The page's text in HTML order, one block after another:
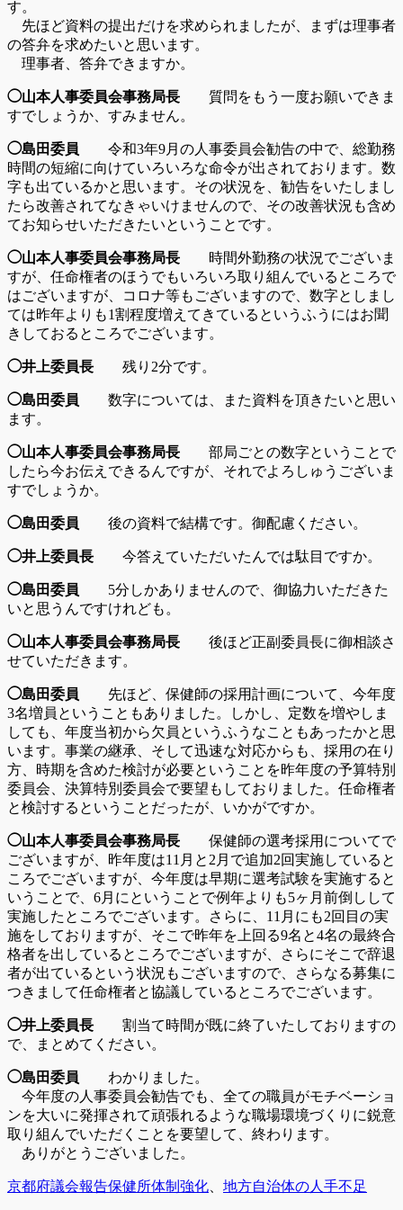
す。
先ほど資料の提出だけを求められましたが、まずは理事者
の答弁を求めたいと思います。
理事者、答弁できますか。
◯山本人事委員会事務局長 質問をもう一度お願いできま
すでしょうか、すみません。
◯島田委員 令和3年9月の人事委員会勧告の中で、総勤務
時間の短縮に向けていろいろな命令が出されております。数
字も出ているかと思います。その状況を、勧告をいたしまし
たら改善されてなきゃいけませんので、その改善状況も含め
てお知らせいただきたいということです。
◯山本人事委員会事務局長 時間外勤務の状況でございま
すが、任命権者のほうでもいろいろ取り組んでいるところで
はございますが、コロナ等もございますので、数字としまし
ては昨年よりも1割程度増えてきているというふうにはお聞
きしておるところでございます。
◯井上委員長 残り2分です。
◯島田委員 数字については、また資料を頂きたいと思い
ます。
◯山本人事委員会事務局長 部局ごとの数字ということで
したら今お伝えできるんですが、それでよろしゅうございま
すでしょうか。
◯島田委員 後の資料で結構です。御配慮ください。
◯井上委員長 今答えていただいたんでは駄目ですか。
◯島田委員 5分しかありませんので、御協力いただきた
いと思うんですけれども。
◯山本人事委員会事務局長 後ほど正副委員長に御相談さ
せていただきます。
◯島田委員 先ほど、保健師の採用計画について、今年度
3名増員ということもありました。しかし、定数を増やしま
しても、年度当初から欠員というふうなこともあったかと思
います。事業の継承、そして迅速な対応からも、採用の在り
方、時期を含めた検討が必要ということを昨年度の予算特別
委員会、決算特別委員会で要望もしておりました。任命権者
と検討するということだったが、いかがですか。
◯山本人事委員会事務局長 保健師の選考採用についてで
ございますが、昨年度は11月と2月で追加2回実施していると
ころでございますが、今年度は早期に選考試験を実施すると
いうことで、6月にということで例年よりも5ヶ月前倒しして
実施したところでございます。さらに、11月にも2回目の実
施をしておりますが、そこで昨年を上回る9名と4名の最終合
格者を出しているところでございますが、さらにそこで辞退
者が出ているという状況もございますので、さらなる募集に
つきまして任命権者と協議しているところでございます。
◯井上委員長 割当て時間が既に終了いたしておりますの
で、まとめてください。
◯島田委員 わかりました。
今年度の人事委員会勧告でも、全ての職員がモチベーショ
ンを大いに発揮されて頑張れるような職場環境づくりに鋭意
取り組んでいただくことを要望して、終わります。
ありがとうございました。
カ
京都府議会報告タ
保健所体制強化 地方自治体の人手不足